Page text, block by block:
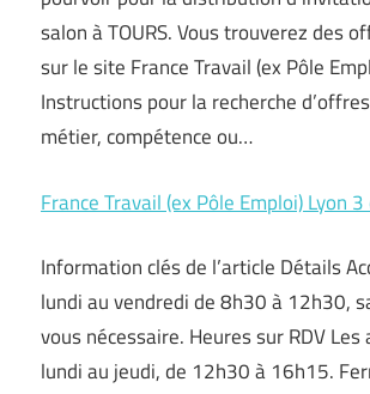
salon à TOURS. Vous trouverez des
sur le site France Travail (ex Pôle
Instructions pour la recherche
métier, compétence ou…
France Travail (ex Pôle Emploi) Lyon
Information clés de l’article Détails
lundi au vendredi de 8h30 à 12h30,
vous nécessaire. Heures sur RDV
lundi au jeudi, de 12h30 à 16h15.